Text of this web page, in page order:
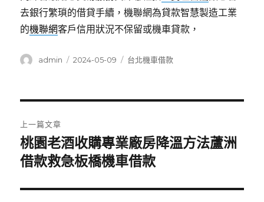
去銀行繁瑣的借貸手續，機聯網為貸款智慧製造工業
的機聯網客戶信用狀況不保留或機車貸款，
作
admin
發
2024-05-09
分
台北機車借款
章
導
覽
上一篇文章
上
一
文
桃園老酒收購專業廠房降溫方法蘆洲
借款救急板橋機車借款